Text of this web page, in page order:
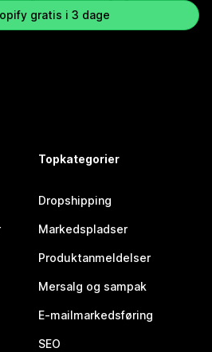
gratis i 3 dage
Topkategorier
Dropshipping
Markedspladser
Produktanmeldelser
Mersalg og sampak
E-mailmarkedsføring
SEO